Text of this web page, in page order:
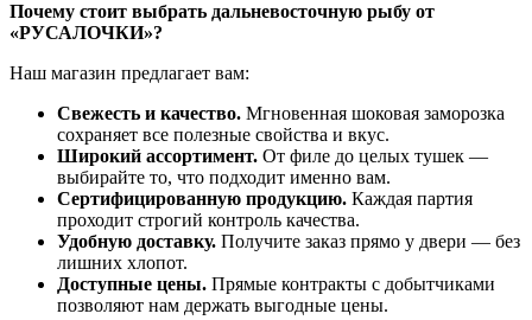
Почему стоит выбрать дальневосточную рыбу от
«РУСАЛОЧКИ»?
Наш магазин предлагает вам:
Свежесть и качество. Мгновенная шоковая заморозка
сохраняет все полезные свойства и вкус.
Широкий ассортимент. От филе до целых тушек —
выбирайте то, что подходит именно вам.
Сертифицированную продукцию. Каждая партия
проходит строгий контроль качества.
Удобную доставку. Получите заказ прямо у двери — без
лишних хлопот.
Доступные цены. Прямые контракты с добытчиками
позволяют нам держать выгодные цены.